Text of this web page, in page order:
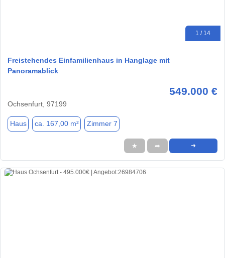
1 / 14
Freistehendes Einfamilienhaus in Hanglage mit
Panoramablick
549.000 €
Ochsenfurt, 97199
Haus ca. 167,00 m² Zimmer 7
★ ➦ ➜